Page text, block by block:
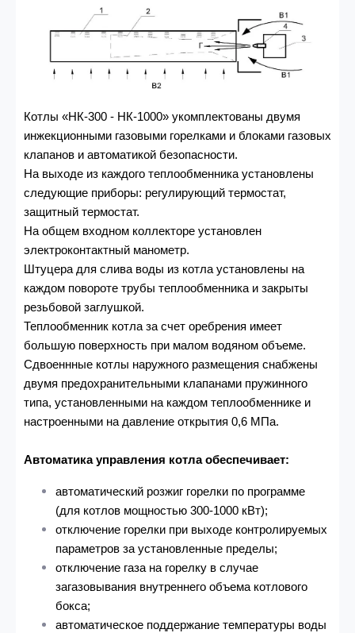
Котлы «НК-300 - НК-1000» укомплектованы двумя
инжекционными газовыми горелками и блоками газовых
клапанов и автоматикой безопасности.
На выходе из каждого теплообменника установлены
следующие приборы: регулирующий термостат,
защитный термостат.
На общем входном коллекторе установлен
электроконтактный манометр.
Штуцера для слива воды из котла установлены на
каждом повороте трубы теплообменника и закрыты
резьбовой заглушкой.
Теплообменник котла за счет оребрения имеет
большую поверхность при малом водяном объеме.
Сдвоеннные котлы наружного размещения снабжены
двумя предохранительными клапанами пружинного
типа, установленными на каждом теплообменнике и
настроенными на давление открытия 0,6 МПа.
Автоматика управления котла обеспечивает:
автоматический розжиг горелки по программе
(для котлов мощностью 300-1000 кВт);
отключение горелки при выходе контролируемых
параметров за установленные пределы;
отключение газа на горелку в случае
загазовывания внутреннего объема котлового
бокса;
автоматическое поддержание температуры воды